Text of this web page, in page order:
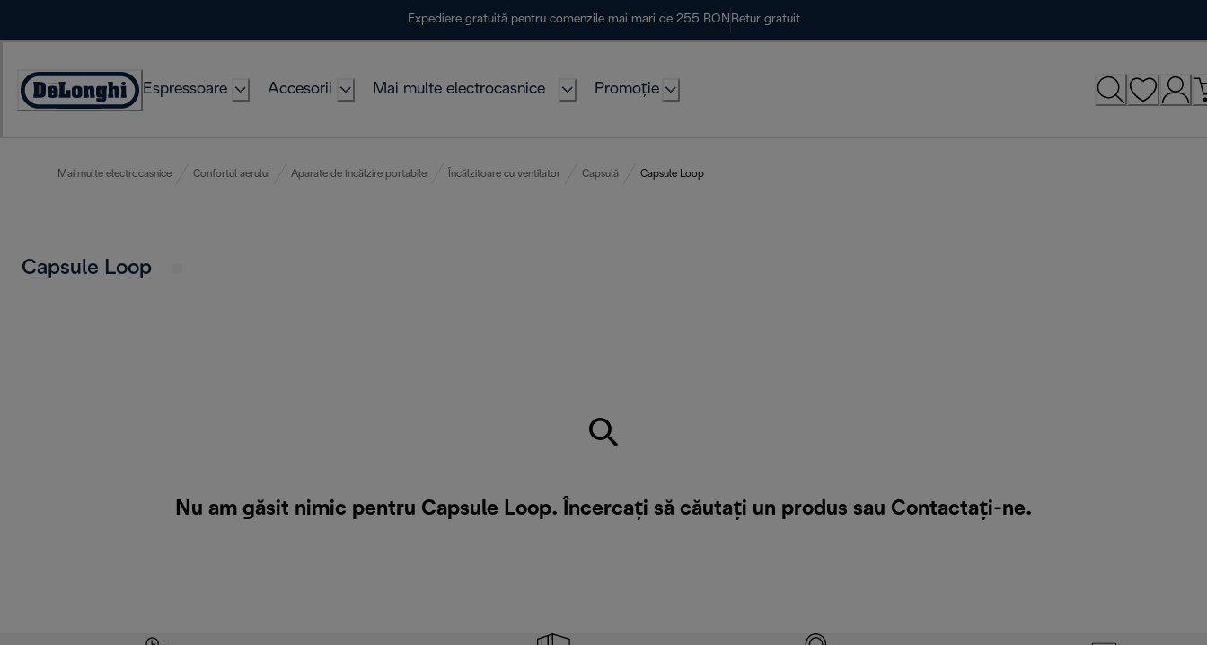
Expediere gratuită pentru comenzile mai mari de 255 RON Retur gratuit
Accessibility
Espressoare Accesorii Mai multe electrocasnice Promoție
Mai multe electrocasnice Confortul aerului Aparate de încălzire portabile Încălzitoare cu ventilator Capsulă Capsule Loop
Capsule Loop
Nu am găsit nimic pentru Capsule Loop. Încercați să căutați un produs sau Contactați-ne.